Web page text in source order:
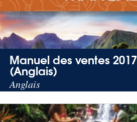
Manuel des ventes 2017
(Anglais)
Anglais